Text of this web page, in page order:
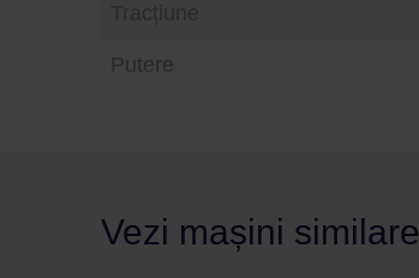
Putere
Vezi mașini similare